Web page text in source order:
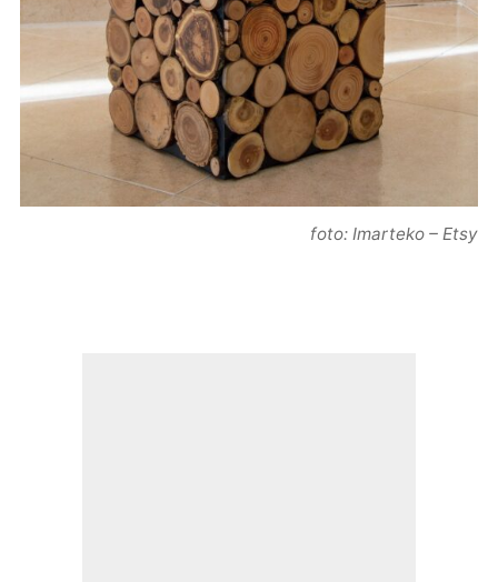
foto: Imarteko – Etsy